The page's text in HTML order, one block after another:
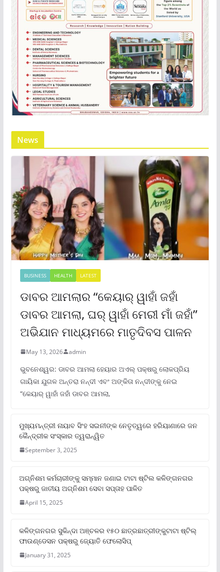
News
BUSINESS HEALTH LATEST
ଡାବର ଆମଲାର “କେୟାର୍ ୱାହାଁ ଜହାଁ
ଡାବର ଆମଲା, ଘର୍ ୱାହାଁ ମେରୀ ମାଁ ଜହାଁ”
ଅଭିଯାନ ମାଧ୍ୟମରେ ମାତୃଦିବସ ପାଳନ
May 13, 2026 admin
ଭୁବନେଶ୍ୱର: ଡାବର ଆମଲା ହେୟାର ଅଏଲ୍ ପକ୍ଷରୁ ଲୋକପ୍ରିୟ
ଗାୟିକା ଯୁଗଳ ଅନ୍ତରା ନନ୍ଦୀ ଏବଂ ଅଙ୍କିତା ନନ୍ଦୀଙ୍କୁ ନେଇ
“କେୟାର୍ ୱାହାଁ ଜହାଁ ଡାବର ଆମଲା,
ମୁଖ୍ୟମନ୍ତ୍ରୀ ନାୟାବ ସିଂହ ସଇନୀଙ୍କ ନେତୃତ୍ୱରେ ହରିୟାଣାରେ ଜନ
କୈନ୍ଦ୍ରୀକ ସଂସ୍କାର ତ୍ୱରାନ୍ୱିତ
September 3, 2025
ଅଗ୍ନିଶମ କର୍ମଚାରୀଙ୍କୁ ସମ୍ମାନ ଜଣାଇ ଟାଟା ଷ୍ଟିଲ କଳିଙ୍ଗନଗର
ପକ୍ଷରୁ ଜାତୀୟ ଅଗ୍ନିଶମ ସେବା ସପ୍ତାହ ପାଳିତ
April 15, 2025
କଳିଙ୍ଗନଗର ସୁକିନ୍ଦା ଅଞ୍ଚଳର ୧୫୦ ଛାତ୍ରଛାତ୍ରୀଙ୍କୁଟାଟା ଷ୍ଟିଲ୍
ଫାଉଣ୍ଡେସନ ପକ୍ଷରୁ ଜ୍ୟୋତି ଫେଲୋସିପ୍‌
January 31, 2025